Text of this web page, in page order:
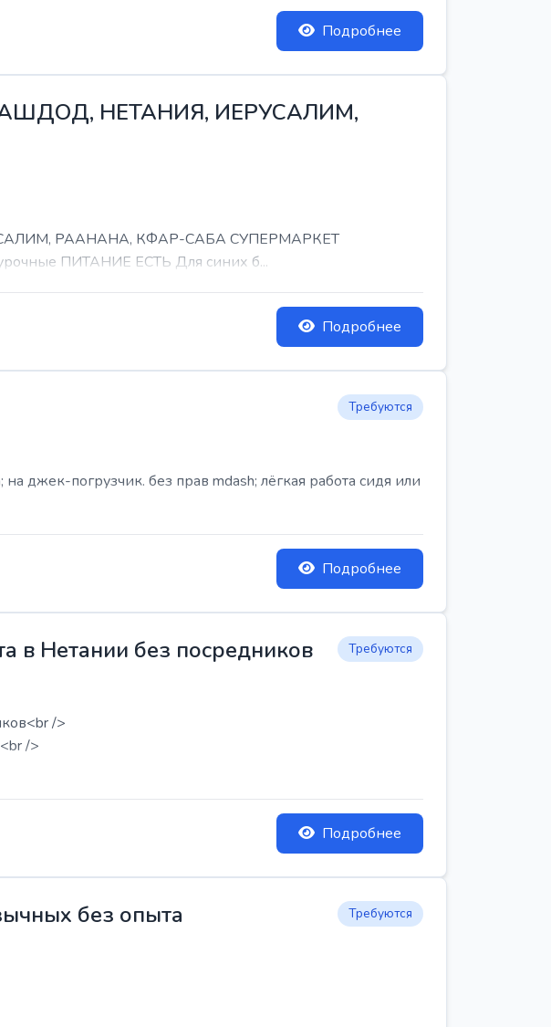
Подробнее
НЕТАНИЯ, ИЕРУСАЛИМ,
РААНАНА, КФАР-САБА СУПЕРМАРКЕТ
ПИТАНИЕ ЕСТЬ Для синих б...
Подробнее
Требуются
погрузчик. без прав mdash; лёгкая работа сидя или
Подробнее
в Нетании без посредников Требуются
/>
/>
Подробнее
без опыта Требуются